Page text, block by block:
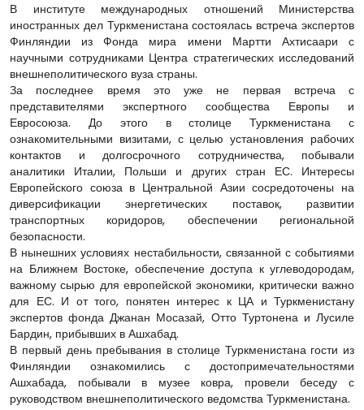
В институте международных отношений Министерства
иностранных дел Туркменистана состоялась встреча экспертов
Финляндии из Фонда мира имени Мартти Ахтисаари с
научными сотрудниками Центра стратегических исследований
внешнеполитического вуза страны.
За последнее время это уже не первая встреча с
представителями экспертного сообщества Европы и
Евросоюза. До этого в столице Туркменистана с
ознакомительными визитами, с целью установления рабочих
контактов и долгосрочного сотрудничества, побывали
аналитики Италии, Польши и других стран ЕС. Интересы
Европейского союза в Центральной Азии сосредоточены на
диверсификации энергетических поставок, развитии
транспортных коридоров, обеспечении региональной
безопасности.
В нынешних условиях нестабильности, связанной с событиями
на Ближнем Востоке, обеспечение доступа к углеводородам,
важному сырью для европейской экономики, критически важно
для ЕС. И от того, понятен интерес к ЦА и Туркменистану
экспертов фонда Джанан Мосазай, Отто Туртонена и Лусиле
Бардин, прибывших в Ашхабад.
В первый день пребывания в столице Туркменистана гости из
Финляндии ознакомились с достопримечательностями
Ашхабада, побывали в музее ковра, провели беседу с
руководством внешнеполитического ведомства Туркменистана.